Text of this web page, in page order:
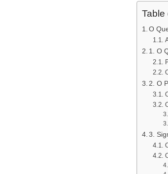
Table
O
1. O
2. O
3.